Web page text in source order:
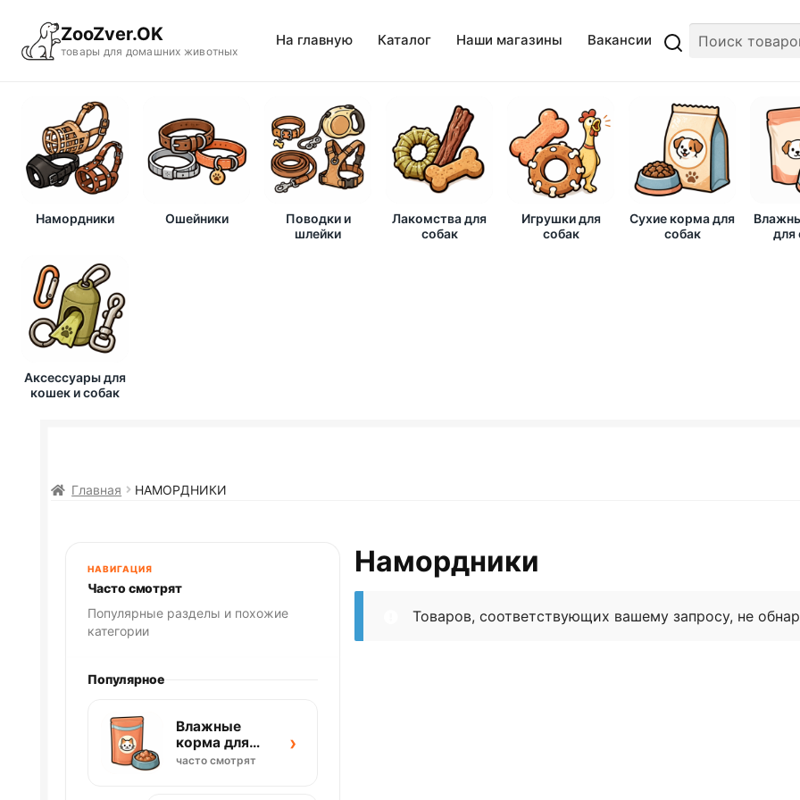
ZooZver.OK
товары для домашних животных
На главную Каталог Наши магазины Вакансии
Намордники Ошейники
Поводки и
шлейки
Лакомства для
собак
Игрушки для
собак
Сухие корма для
собак
для
Аксессуары для
кошек и собак
Главная НАМОРДНИКИ
Намордники
Товаров, соответствующих вашему запросу, не
НАВИГАЦИЯ
Часто смотрят
Популярные разделы и похожие
категории
Популярное
Влажные
корма для
кошек
часто смотрят
›